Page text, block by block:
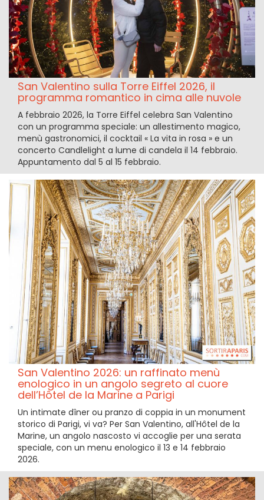
San Valentino sulla Torre Eiffel 2026, il
programma romantico in cima alle nuvole
A febbraio 2026, la Torre Eiffel celebra San Valentino
con un programma speciale: un allestimento magico,
menù gastronomici, il cocktail « La vita in rosa » e un
concerto Candlelight a lume di candela il 14 febbraio.
Appuntamento dal 5 al 15 febbraio.
San Valentino 2026: un raffinato menù
enologico in un angolo segreto al cuore
dell’Hôtel de la Marine a Parigi
Un intimate dîner ou pranzo di coppia in un monument
storico di Parigi, vi va? Per San Valentino, all'Hôtel de la
Marine, un angolo nascosto vi accoglie per una serata
speciale, con un menu enologico il 13 e 14 febbraio
2026.